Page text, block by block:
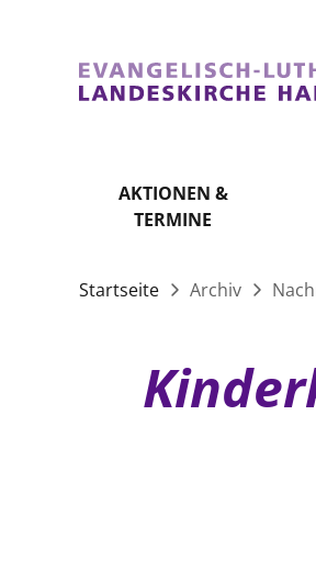
AKTIONEN &
TERMINE
Startseite Archiv